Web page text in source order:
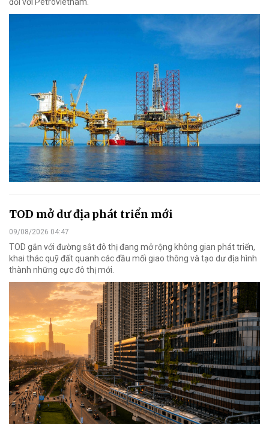
TOD mở dư địa phát triển mới
09/08/2026 04:47
TOD gắn với đường sắt đô thị đang mở rộng không gian phát triển,
khai thác quỹ đất quanh các đầu mối giao thông và tạo dư địa hình
thành những cực đô thị mới.